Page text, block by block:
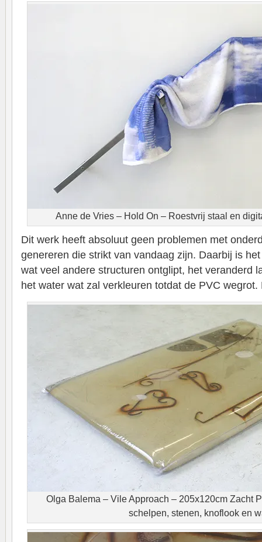
Anne de Vries – Hold On – Roestvrij staal en
Dit werk heeft absoluut geen problemen met
genereren die strikt van vandaag zijn. Daarbij is
wat veel andere structuren ontglipt, het veranderd
het water wat zal verkleuren totdat de PVC
Olga Balema – Vile Approach – 205x120cm Zacht
schelpen, stenen, knoflook en